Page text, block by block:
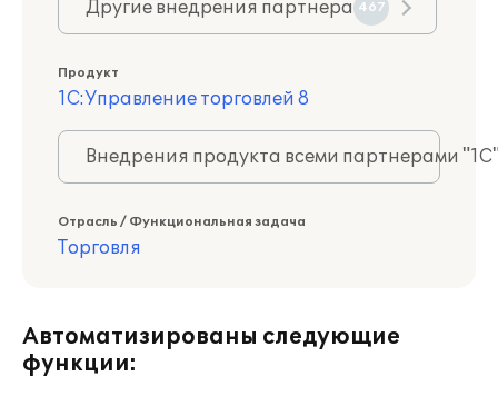
Другие внедрения партнера 467
Продукт
1С:Управление торговлей 8
Внедрения продукта всеми партнерами
Отрасль / Функциональная задача
Торговля
Автоматизированы следующие
функции: